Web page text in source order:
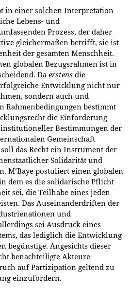
in einer solchen Interpretation
Lebens- und
Prozess, der daher
gleichermaßen betrifft, sie ist
der gesamten Menschheit.
globalen Bezugsrahmen ist in
Da erstens die
Entwicklung nicht nur
sondern auch und
Rahmenbedingungen bestimmt
die Einforderung
Bestimmungen der
Gemeinschaft
soll das Recht ein Instrument der
Solidarität und
M‘Baye postuliert einen globalen
dem es die solidarische Pflicht
sei, die Teilhabe eines jeden
Das Auseinanderdriften der
und
sei Ausdruck eines
das lediglich die Entwicklung
begünstige. Angesichts dieser
benachteiligte Akteure
auf Partizipation geltend zu
einzufordern.